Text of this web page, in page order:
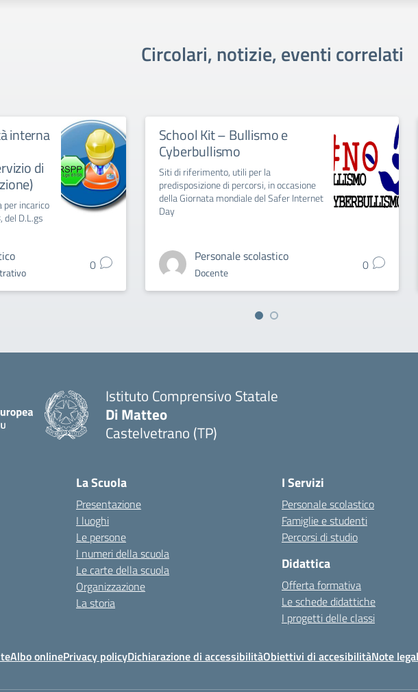
Circolari, notizie, eventi correlati
interna
di
per incarico
del D.L.gs
0
School Kit – Bullismo e
Cyberbullismo
Siti di riferimento, utili per la
predisposizione di percorsi, in occasione
della Giornata mondiale del Safer Internet
Day
Personale scolastico
Docente 0
Istituto Comprensivo Statale
Di Matteo
Castelvetrano (TP)
La Scuola
Presentazione
I luoghi
Le persone
I numeri della scuola
Le carte della scuola
Organizzazione
La storia
I Servizi
Personale scolastico
Famiglie e studenti
Percorsi di studio
Didattica
Offerta formativa
Le schede didattiche
I progetti delle classi
Albo onlinePrivacy policyDichiarazione di accessibilitàObiettivi di accesibilitàNote